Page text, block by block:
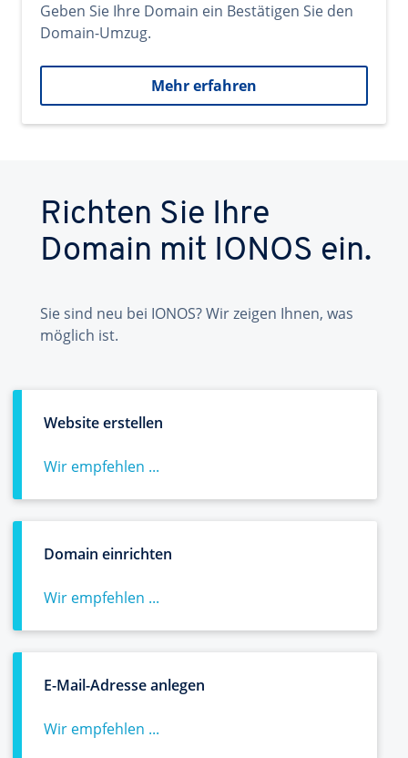
Geben Sie Ihre Domain ein Bestätigen Sie den
Domain-Umzug.
Mehr erfahren
Richten Sie Ihre
Domain mit IONOS ein.
Sie sind neu bei IONOS? Wir zeigen Ihnen, was
möglich ist.
Website erstellen
Wir empfehlen ...
Domain einrichten
Wir empfehlen ...
E-Mail-Adresse anlegen
Wir empfehlen ...